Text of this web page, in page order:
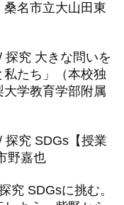
名市立大山田東
探究 大きな問いを
たち」（本校独
学教育学部附属
探究 SDGs【授業
野嘉也
究 SDGsに挑む。